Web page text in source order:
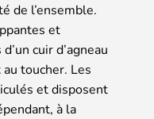
de l’ensemble.
et
cuir d’agneau
toucher. Les
et disposent
à la